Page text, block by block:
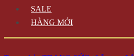
SALE
HÀNG MỚI